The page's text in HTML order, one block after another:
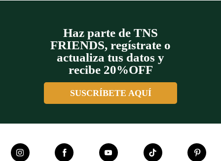
Haz parte de TNS
FRIENDS, regístrate o
actualiza tus datos y
recibe 20%OFF
SUSCRÍBETE AQUÍ